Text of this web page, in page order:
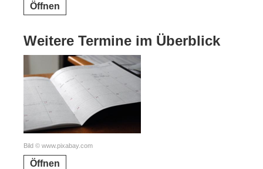
Öffnen
Weitere Termine im Überblick
Bild © www.pixabay.com
Öffnen